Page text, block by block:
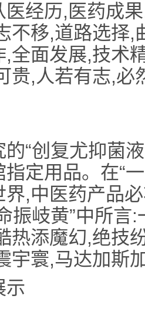
历,医药成果,
不移,道路选择,
,全面发展,技术
贵,人若有志,必
创复尤抑菌液
定用品。在“
界,中医药产品
振岐黄”中所
热添魔幻,绝技
宇寰,马达加斯
示